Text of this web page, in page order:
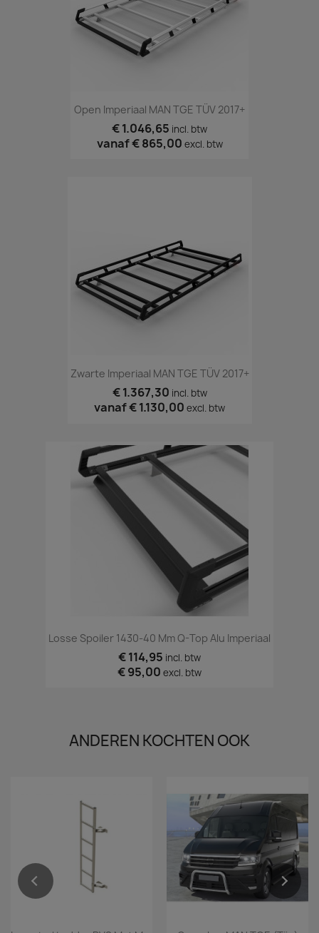
Open Imperiaal MAN TGE TÜV 2017+
€ 1.046,65 incl. btw
vanaf€ 865,00 excl. btw
Zwarte Imperiaal MAN TGE TÜV 2017+
€ 1.367,30 incl. btw
vanaf€ 1.130,00 excl. btw
Losse Spoiler 1430-40 Mm Q-Top Alu Imperiaal
€ 114,95 incl. btw
€ 95,00 excl. btw
ANDEREN KOCHTEN OOK